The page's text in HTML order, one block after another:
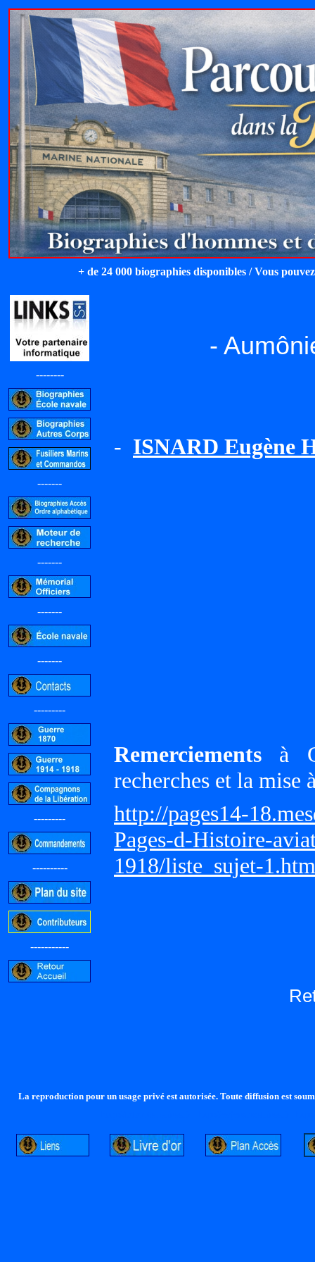
+ de 24 000 biographies disponibles / Vous
--------
-------
-------
-------
-------
---------
---------
----------
-----------
-
- ISNARD Eugène
Remerciements à
recherches et la mise
http://pages14-
Pages-d-Histoire-
1918/liste_sujet-1.htm
La reproduction pour un usage privé est autorisée. Toute diffusion est